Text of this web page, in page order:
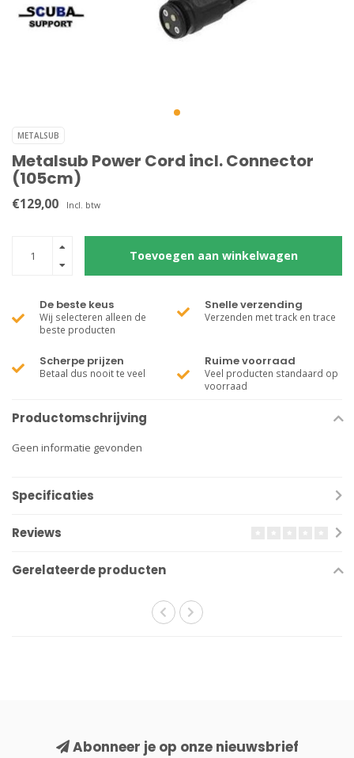
METALSUB
Metalsub Power Cord incl. Connector
(105cm)
€129,00 Incl. btw
Toevoegen aan winkelwagen
De beste keus
Wij selecteren alleen de
beste producten
Snelle verzending
Verzenden met track en trace
Scherpe prijzen
Betaal dus nooit te veel
Ruime voorraad
Veel producten standaard op
voorraad
Productomschrijving
Geen informatie gevonden
Specificaties
Reviews
Gerelateerde producten
Abonneer je op onze nieuwsbrief